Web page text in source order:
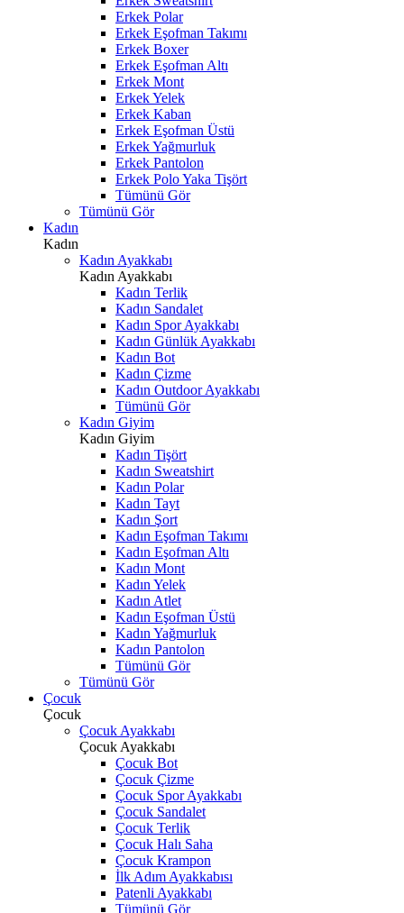
Erkek Polar
Erkek Eşofman Takımı
Erkek Boxer
Erkek Eşofman Altı
Erkek Mont
Erkek Yelek
Erkek Kaban
Erkek Eşofman Üstü
Erkek Yağmurluk
Erkek Pantolon
Erkek Polo Yaka Tişört
Tümünü Gör
Tümünü Gör
Kadın
Kadın
Kadın Ayakkabı
Kadın Ayakkabı
Kadın Terlik
Kadın Sandalet
Kadın Spor Ayakkabı
Kadın Günlük Ayakkabı
Kadın Bot
Kadın Çizme
Kadın Outdoor Ayakkabı
Tümünü Gör
Kadın Giyim
Kadın Giyim
Kadın Tişört
Kadın Sweatshirt
Kadın Polar
Kadın Tayt
Kadın Şort
Kadın Eşofman Takımı
Kadın Eşofman Altı
Kadın Mont
Kadın Yelek
Kadın Atlet
Kadın Eşofman Üstü
Kadın Yağmurluk
Kadın Pantolon
Tümünü Gör
Tümünü Gör
Çocuk
Çocuk
Çocuk Ayakkabı
Çocuk Ayakkabı
Çocuk Bot
Çocuk Çizme
Çocuk Spor Ayakkabı
Çocuk Sandalet
Çocuk Terlik
Çocuk Halı Saha
Çocuk Krampon
İlk Adım Ayakkabısı
Patenli Ayakkabı
Tümünü Gör